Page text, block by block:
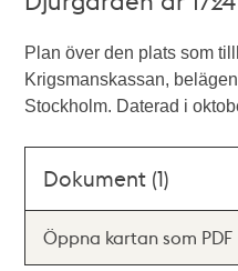
Plan över den plats som
Krigsmanskassan,
Stockholm. Daterad i
Dokument (1)
Öppna kartan som PDF